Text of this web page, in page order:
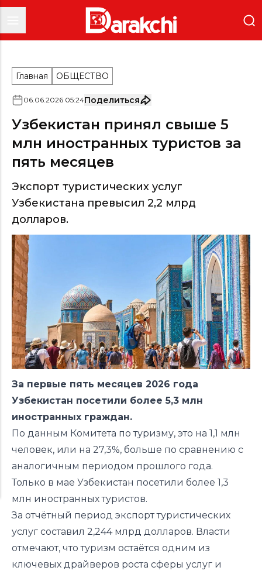
Главная ОБЩЕСТВО
06.06.2026 05:24Поделиться
Узбекистан принял свыше 5
млн иностранных туристов за
пять месяцев
Экспорт туристических услуг
Узбекистана превысил 2,2 млрд
долларов.
За первые пять месяцев 2026 года
Узбекистан посетили более 5,3 млн
иностранных граждан.
По данным Комитета по туризму, это на 1,1 млн
человек, или на 27,3%, больше по сравнению с
аналогичным периодом прошлого года.
Только в мае Узбекистан посетили более 1,3
млн иностранных туристов.
За отчётный период экспорт туристических
услуг составил 2,244 млрд долларов. Власти
отмечают, что туризм остаётся одним из
ключевых драйверов роста сферы услуг и